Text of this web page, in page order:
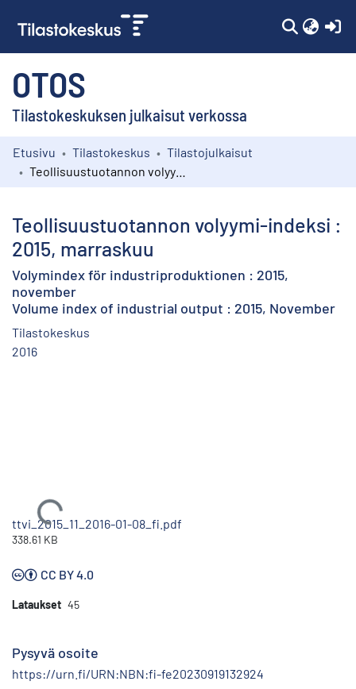
OTOS
Tilastokeskuksen julkaisut verkossa
Kokoelmat
Etusivu Tilastokeskus
Tilastojulkaisut
Teollisuustuotannon volyymi-indeksi :
2015, marraskuu
Volymindex för industriproduktionen : 2015,
november
Volume index of industrial output : 2015, November
Tilastokeskus
2016
Ladataan...
ttvi_2015_11_2016-01-08_fi.pdf
338.61 KB
CC BY 4.0
Lataukset 45
Pysyvä osoite
https://urn.fi/URN:NBN:fi-fe20230919132924